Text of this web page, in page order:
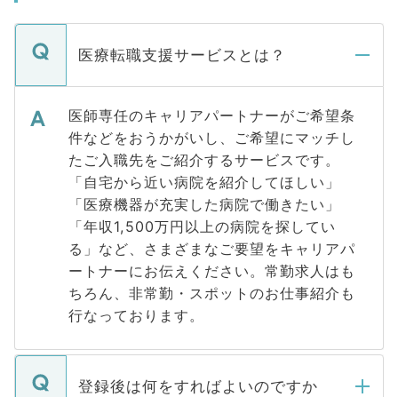
医療転職支援サービスとは？
医師専任のキャリアパートナーがご希望条
件などをおうかがいし、ご希望にマッチし
たご入職先をご紹介するサービスです。
「自宅から近い病院を紹介してほしい」
「医療機器が充実した病院で働きたい」
「年収1,500万円以上の病院を探してい
る」など、さまざまなご要望をキャリアパ
ートナーにお伝えください。常勤求人はも
ちろん、非常勤・スポットのお仕事紹介も
行なっております。
登録後は何をすればよいのですか